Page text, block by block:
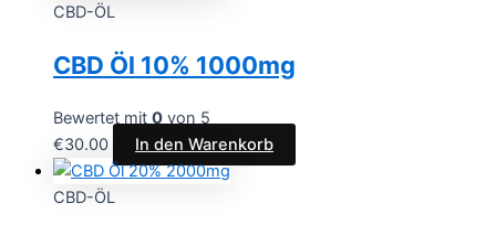
CBD-ÖL
CBD Öl 10% 1000mg
Bewertet mit 0 von 5
€30.00 In den Warenkorb
CBD-ÖL